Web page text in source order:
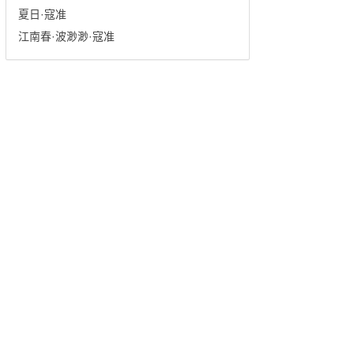
夏日·寇准
江南春·波渺渺·寇准